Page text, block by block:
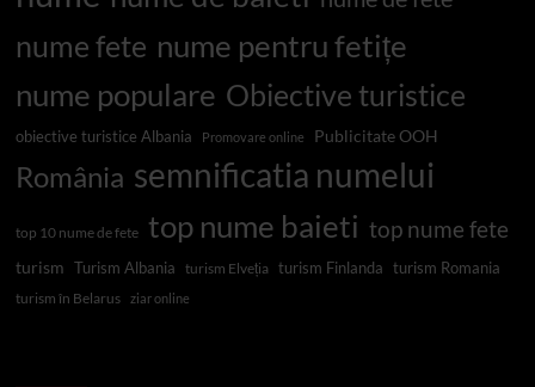
nume fete nume pentru fetițe
nume populare Obiective turistice
obiective turistice Albania Promovare online Publicitate OOH
România semnificatia numelui
top 10 nume de fete top nume baieti top nume fete
turism Turism Albania turism Elveția turism Finlanda turism Romania
turism în Belarus ziar online